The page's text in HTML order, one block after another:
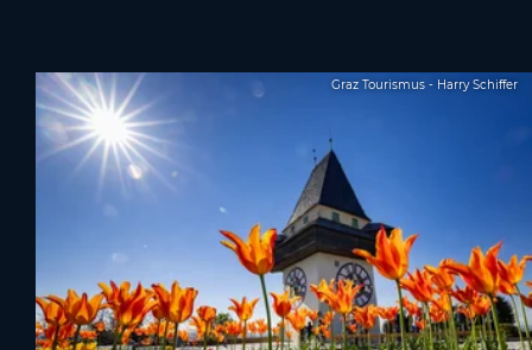
Graz Tourismus - Harry Schiffer